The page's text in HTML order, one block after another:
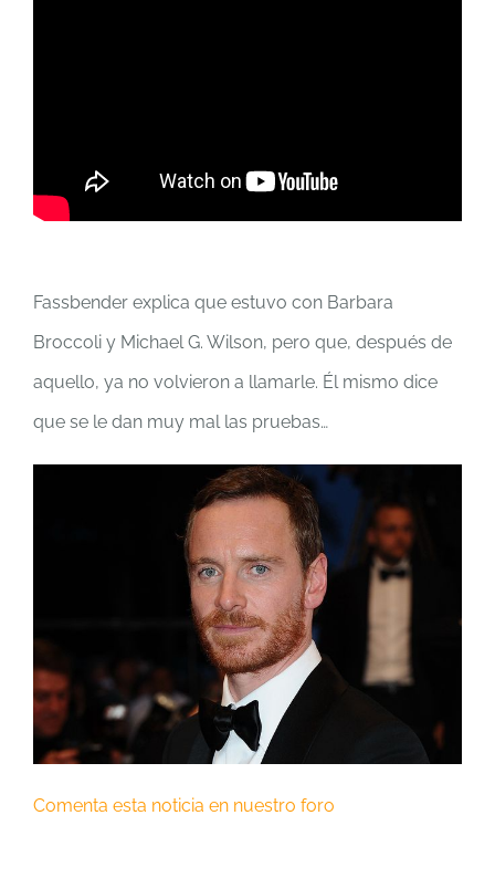
Fassbender explica que estuvo con Barbara
Broccoli y Michael G. Wilson, pero que, después de
aquello, ya no volvieron a llamarle. Él mismo dice
que se le dan muy mal las pruebas…
Comenta esta noticia en nuestro foro